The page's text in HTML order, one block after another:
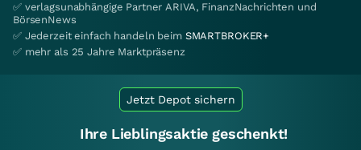
✅ verlagsunabhängige Partner ARIVA, FinanzNachrichten und
BörsenNews
✅ Jederzeit einfach handeln beim SMARTBROKER+
✅ mehr als 25 Jahre Marktpräsenz
Jetzt Depot sichern
Ihre Lieblingsaktie geschenkt!